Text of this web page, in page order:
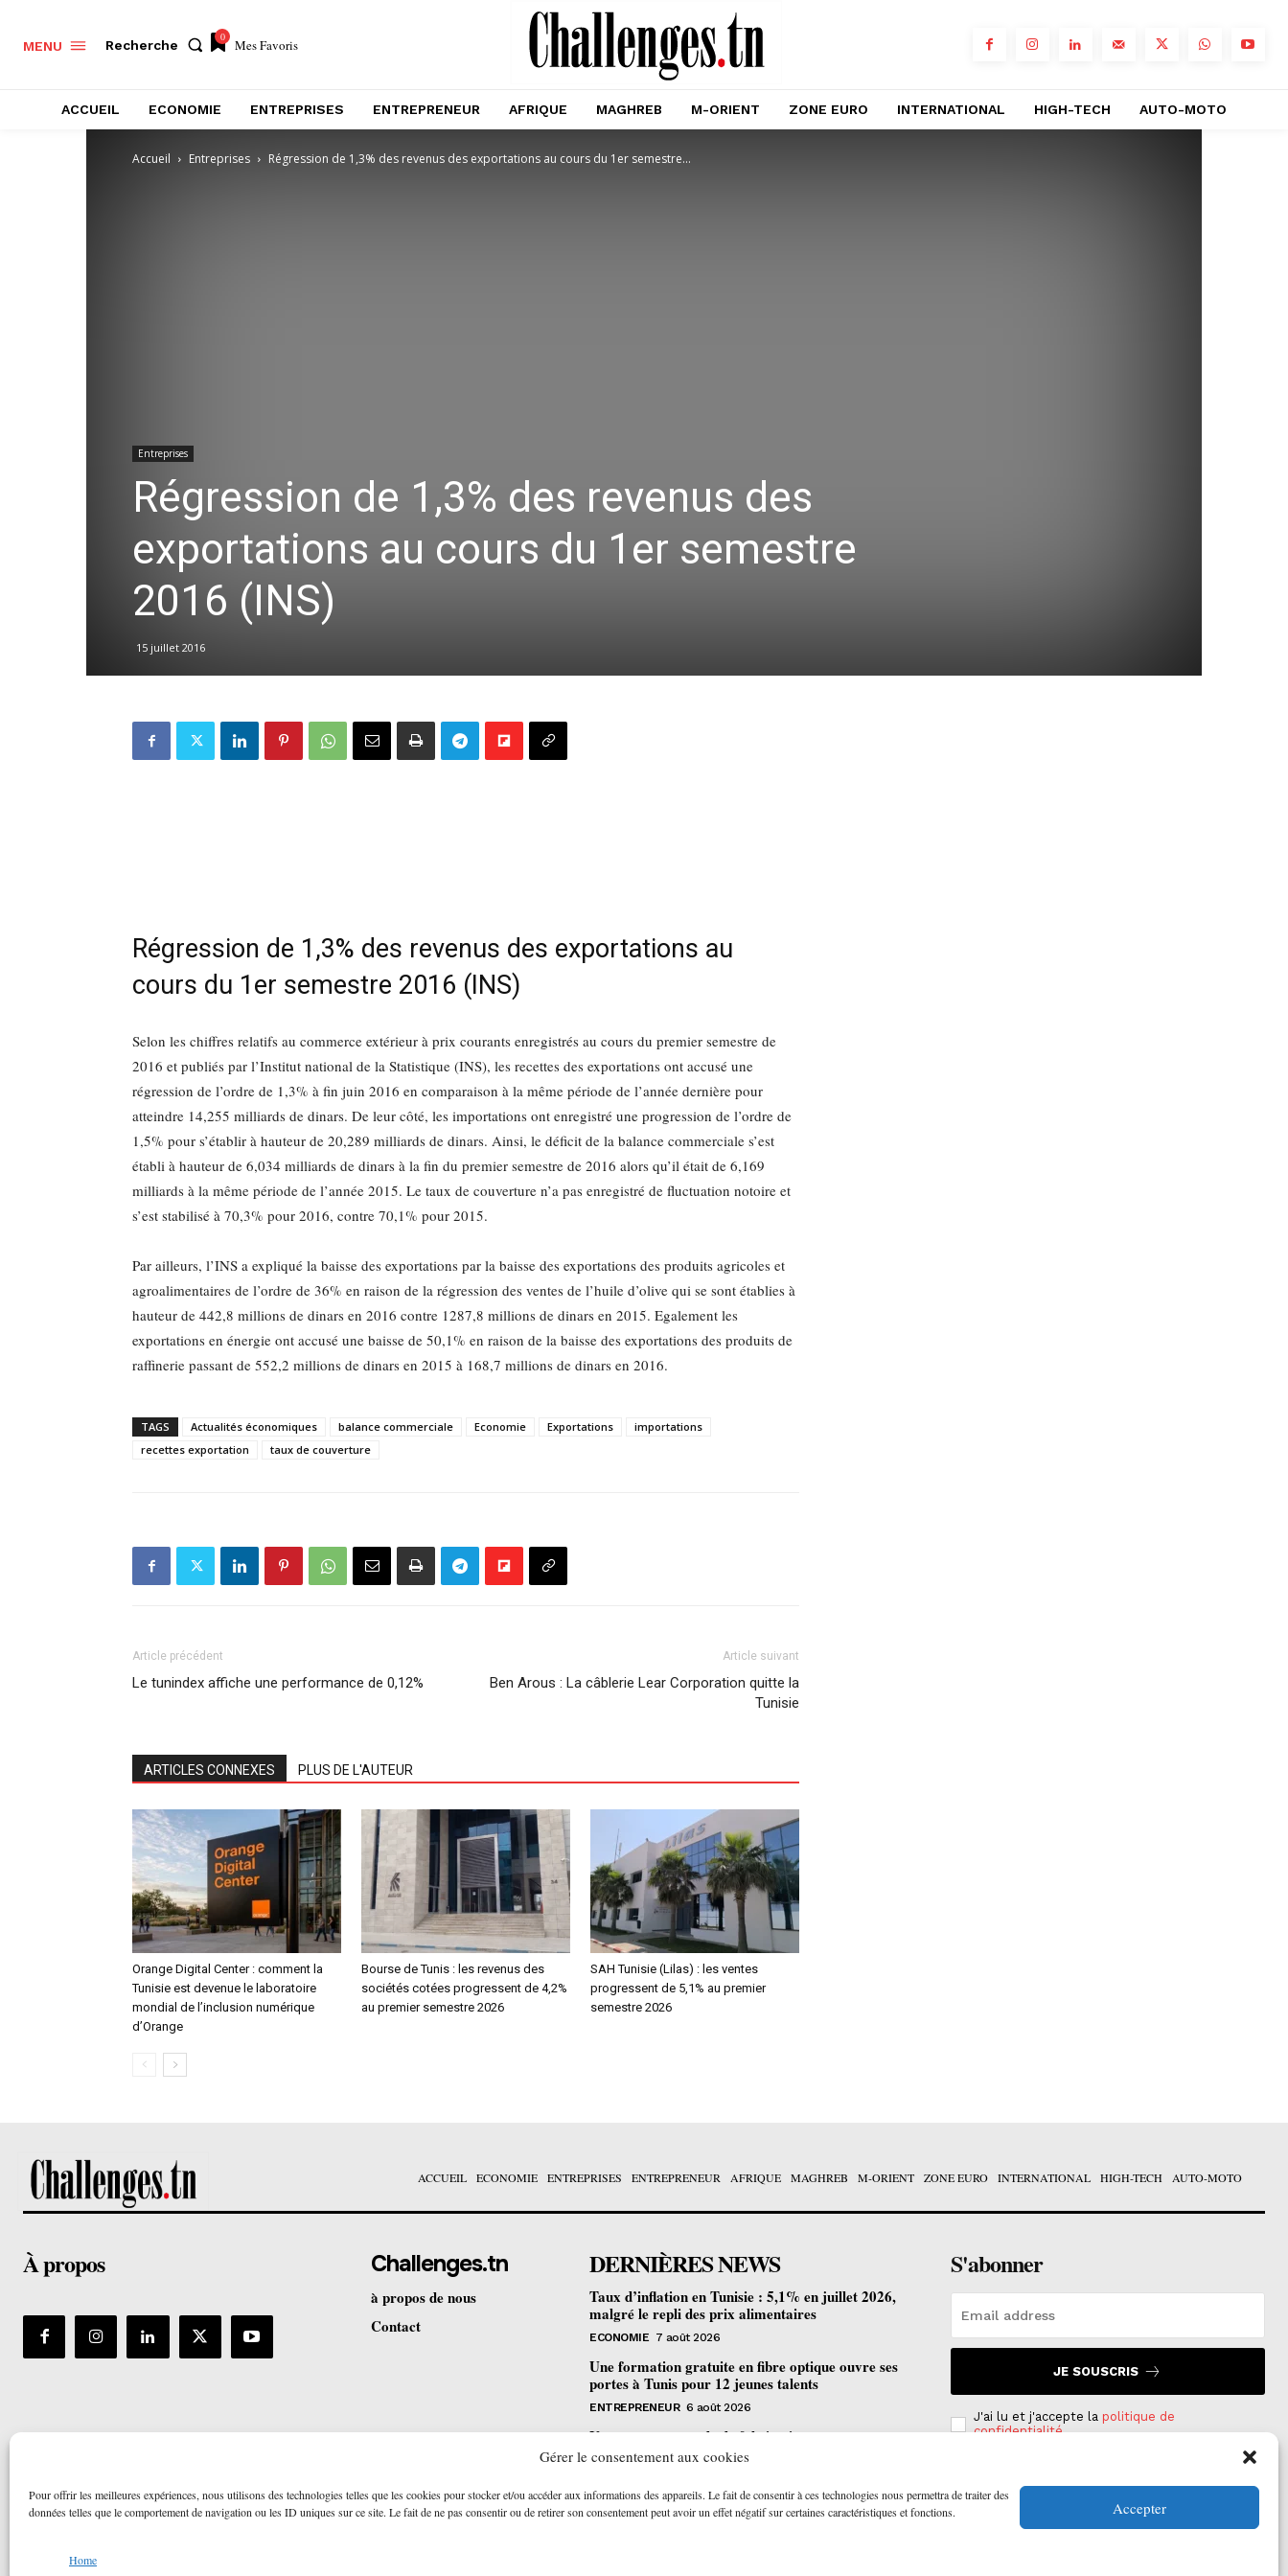
Gérer le consentement aux cookies
Pour offrir les meilleures expériences, nous utilisons des technologies telles que les cookies pour stocker et/ou accéder aux informations des appareils. Le fait de consentir à ces technologies nous permettra de traiter des
données telles que le comportement de navigation ou les ID uniques sur ce site. Le fait de ne pas consentir ou de retirer son consentement peut avoir un effet négatif sur certaines caractéristiques et fonctions.
Accepter
Home
MENU Recherche
0 Mes Favoris
ACCUEIL ECONOMIE ENTREPRISES ENTREPRENEUR AFRIQUE MAGHREB M-ORIENT ZONE EURO INTERNATIONAL HIGH-TECH AUTO-MOTO
Accueil Entreprises Régression de 1,3% des revenus des exportations au cours du 1er semestre...
Entreprises
Régression de 1,3% des revenus des
exportations au cours du 1er semestre
2016 (INS)
15 juillet 2016
Régression de 1,3% des revenus des exportations au
cours du 1er semestre 2016 (INS)
Selon les chiffres relatifs au commerce extérieur à prix courants enregistrés au cours du premier semestre de
2016 et publiés par l’Institut national de la Statistique (INS), les recettes des exportations ont accusé une
régression de l’ordre de 1,3% à fin juin 2016 en comparaison à la même période de l’année dernière pour
atteindre 14,255 milliards de dinars. De leur côté, les importations ont enregistré une progression de l’ordre de
1,5% pour s’établir à hauteur de 20,289 milliards de dinars. Ainsi, le déficit de la balance commerciale s’est
établi à hauteur de 6,034 milliards de dinars à la fin du premier semestre de 2016 alors qu’il était de 6,169
milliards à la même période de l’année 2015. Le taux de couverture n’a pas enregistré de fluctuation notoire et
s’est stabilisé à 70,3% pour 2016, contre 70,1% pour 2015.
Par ailleurs, l’INS a expliqué la baisse des exportations par la baisse des exportations des produits agricoles et
agroalimentaires de l’ordre de 36% en raison de la régression des ventes de l’huile d’olive qui se sont établies à
hauteur de 442,8 millions de dinars en 2016 contre 1287,8 millions de dinars en 2015. Egalement les
exportations en énergie ont accusé une baisse de 50,1% en raison de la baisse des exportations des produits de
raffinerie passant de 552,2 millions de dinars en 2015 à 168,7 millions de dinars en 2016.
TAGS Actualités économiques balance commerciale Economie Exportations
importations
recettes exportation
taux de couverture
Article précédent
Le tunindex affiche une performance de 0,12%
Article suivant
Ben Arous : La câblerie Lear Corporation quitte la
Tunisie
ARTICLES CONNEXES PLUS DE L'AUTEUR
Orange Digital Center : comment la
Tunisie est devenue le laboratoire
mondial de l’inclusion numérique
d’Orange
Bourse de Tunis : les revenus des
sociétés cotées progressent de 4,2%
au premier semestre 2026
SAH Tunisie (Lilas) : les ventes
progressent de 5,1% au premier
semestre 2026
ACCUEIL ECONOMIE ENTREPRISES ENTREPRENEUR AFRIQUE MAGHREB M-ORIENT ZONE EURO INTERNATIONAL HIGH-TECH AUTO-MOTO
À propos Challenges.tn
à propos de nous
Contact
DERNIÈRES NEWS
Taux d’inflation en Tunisie : 5,1% en juillet 2026,
malgré le repli des prix alimentaires
ECONOMIE 7 août 2026
Une formation gratuite en fibre optique ouvre ses
portes à Tunis pour 12 jeunes talents
ENTREPRENEUR 6 août 2026
Un nouveau procédé de fabrication
pharmaceutique en flux continu : quelles
ECONOMIE 6 août 2026
S'abonner
JE SOUSCRIS
J'ai lu et j'accepte la politique de
confidentialité.